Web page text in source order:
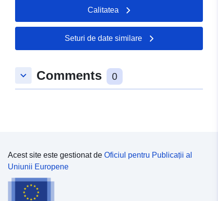
Calitatea
Seturi de date similare
keyboard_arrow_down Comments 0
Acest site este gestionat de Oficiul pentru Publicații al
Uniunii Europene